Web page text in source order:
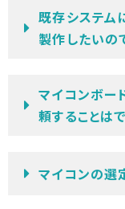
既存システム
製作したいの
マイコンボー
頼することは
マイコンの選